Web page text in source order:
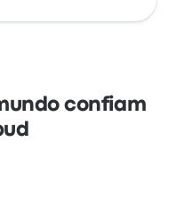
confiam